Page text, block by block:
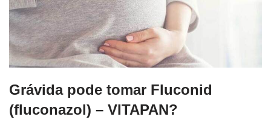
Grávida pode tomar Fluconid
(fluconazol) – VITAPAN?